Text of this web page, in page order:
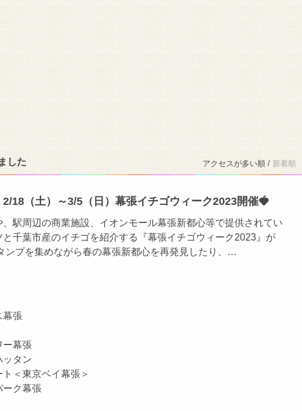
した アクセスが多い順 / 新着順
2/18（土）～3/5（日）幕張イチゴウィーク2023開催🍓
駅周辺の商業施設、イオンモール幕張新都心等で提供されてい
と千葉市産のイチゴを紹介する『幕張イチゴウィーク2023』が
ンプを集めながら春の幕張新都心を再発見したり、…
幕張
ー幕張
タン
＜東京ベイ幕張＞
ーク幕張